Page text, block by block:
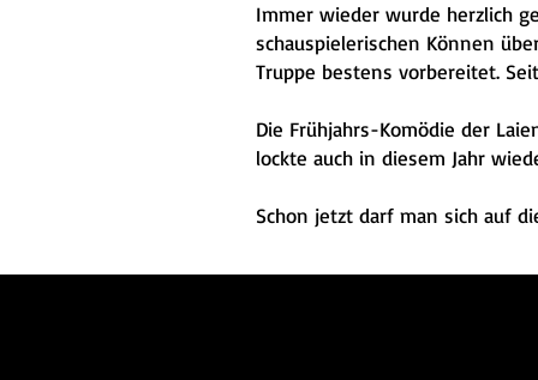
Immer wieder wurde herzlich
schauspielerischen Können
Truppe bestens vorbereitet.
Die Frühjahrs-Komödie der
lockte auch in diesem Jahr
Schon jetzt darf man sich auf